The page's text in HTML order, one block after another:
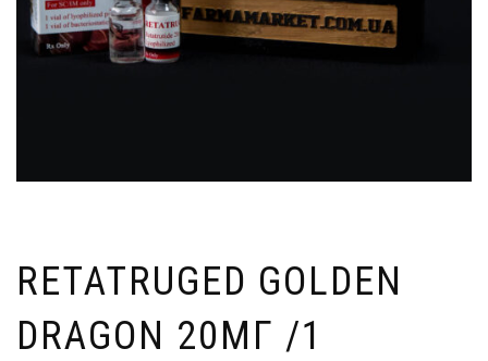
RETATRUGED GOLDEN
DRAGON 20МГ /1